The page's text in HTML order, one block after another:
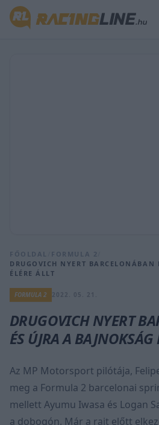
FŐOLDAL FORMULA 2
DRUGOVICH NYERT BARCELONÁBAN
ÉLÉRE ÁLLT
FORMULA 2
DRUGOVICH NYERT
ÉS ÚJRA A BAJNOKSÁG
Az MP Motorsport pilótája,
meg a Formula 2 barcelonai
mellett Ayumu Iwasa és Logan
a dobogón. Már a rajt előtt